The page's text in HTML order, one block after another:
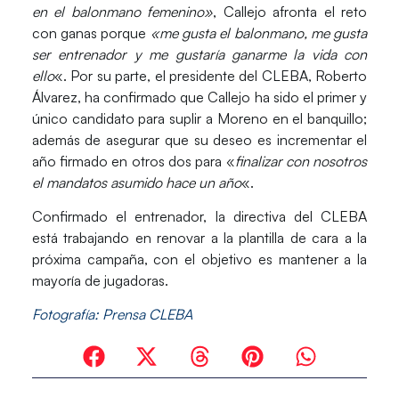
en el balonmano femenino», Callejo afronta el reto
con ganas porque «me gusta el balonmano, me gusta
ser entrenador y me gustaría ganarme la vida con
ello«. Por su parte, el presidente del CLEBA, Roberto
Álvarez, ha confirmado que Callejo ha sido el primer y
único candidato para suplir a Moreno en el banquillo;
además de asegurar que su deseo es incrementar el
año firmado en otros dos para «finalizar con nosotros
el mandatos asumido hace un año«.
Confirmado el entrenador, la directiva del CLEBA
está trabajando en renovar a la plantilla de cara a la
próxima campaña, con el objetivo es mantener a la
mayoría de jugadoras.
Fotografía: Prensa CLEBA